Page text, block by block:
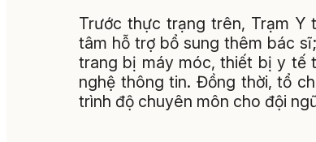
Trước thực trạng trên, Trạm Y
tâm hỗ trợ bổ sung thêm bác
trang bị máy móc, thiết bị y tế
nghệ thông tin. Đồng thời, tổ
trình độ chuyên môn cho đội